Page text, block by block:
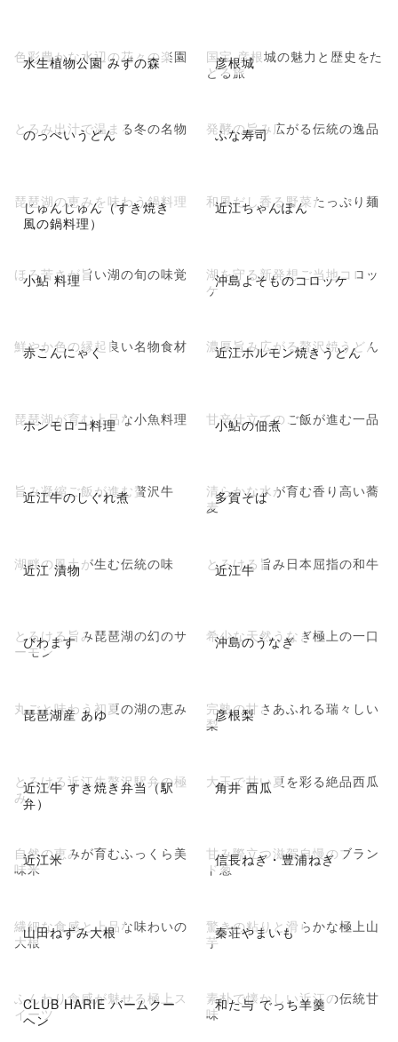
水生植物公園 みずの森
色彩豊かな水辺の花々の楽園 彦根城
国宝 彦根城の魅力と歴史をた
どる旅
のっぺいうどん
とろみ出汁で温まる冬の名物 ふな寿司
発酵の旨み広がる伝統の逸品
じゅんじゅん（すき焼き
風の鍋料理）
琵琶湖の恵みを味わう鍋料理 近江ちゃんぽん
和風だし香る野菜たっぷり麺
小鮎 料理
ほろ苦さが旨い湖の旬の味覚 沖島よそものコロッケ
湖を守る新発想ご当地コロッ
ケ
赤こんにゃく
鮮やか色の縁起良い名物食材 近江ホルモン焼きうどん
濃厚旨み広がる贅沢焼うどん
ホンモロコ料理
琵琶湖が育む上品な小魚料理 小鮎の佃煮
甘辛仕立てのご飯が進む一品
近江牛のしぐれ煮
旨み凝縮ご飯が進む贅沢牛 多賀そば
清らかな水が育む香り高い蕎
麦
近江 漬物
湖畔の風土が生む伝統の味 近江牛
とろける旨み日本屈指の和牛
びわます
とろける旨み琵琶湖の幻のサ
ーモン
沖島のうなぎ
希少な天然うなぎ極上の一口
琵琶湖産 あゆ
丸ごと味わう初夏の湖の恵み 彦根梨
完熟の甘さあふれる瑞々しい
梨
近江牛 すき焼き弁当（駅
弁）
とろける近江牛贅沢駅弁の極
み
角井 西瓜
大玉で甘い夏を彩る絶品西瓜
近江米
自然の恵みが育むふっくら美
味米
信長ねぎ・豊浦ねぎ
甘み際立つ滋賀自慢のブラン
ド葱
山田ねずみ大根
繊細な食感と上品な味わいの
大根
秦荘やまいも
驚きの粘りと滑らかな極上山
芋
CLUB HARIE バームクー
ヘン
ふんわり食感が魅せる極上ス
イーツ
和た与 でっち羊羹
素朴で懐かしい近江の伝統甘
味